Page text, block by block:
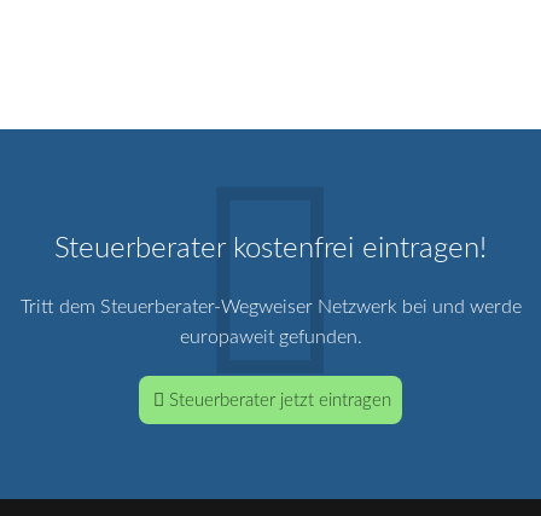
Steuerberater kostenfrei eintragen!
Tritt dem Steuerberater-Wegweiser Netzwerk bei und werde
europaweit gefunden.
Steuerberater jetzt eintragen